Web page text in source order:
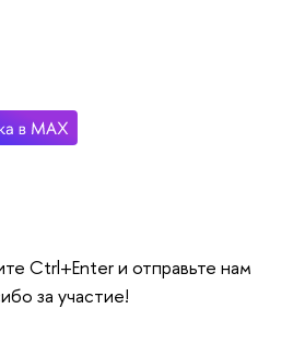
Ctrl+Enter и отправьте нам
за участие!